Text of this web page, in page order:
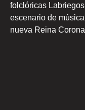
folclóricas
escenario de
nueva Reina